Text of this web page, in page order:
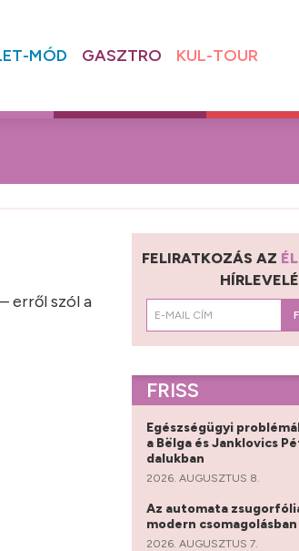
MÓD GASZTRO KUL-TOUR
erről szól a
FELIRATKOZÁS AZ
FRISS
Egészségügyi
a Bëlga és Janklovics
dalukban
2026. AUGUSZTUS 8.
Az automata
modern csomagolásban
2026. AUGUSZTUS 7.